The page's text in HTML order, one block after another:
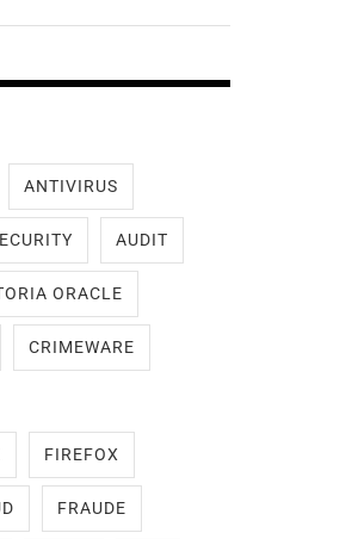
ANTIVIRUS
AUDIT
ORACLE
CRIMEWARE
FIREFOX
FRAUDE